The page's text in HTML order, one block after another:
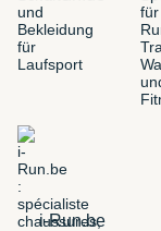
i-Run.be